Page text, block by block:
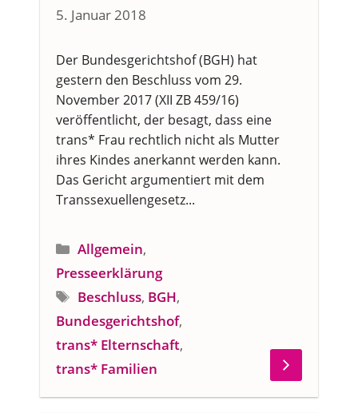
5. Januar 2018
Der Bundesgerichtshof (BGH) hat
gestern den Beschluss vom 29.
November 2017 (XII ZB 459/16)
veröffentlicht, der besagt, dass eine
trans* Frau rechtlich nicht als Mutter
ihres Kindes anerkannt werden kann.
Das Gericht argumentiert mit dem
Transsexuellengesetz...
Kategorien
Allgemein,
Presseerklärung
Schlagwörter
Beschluss, BGH,
Bundesgerichtshof,
trans* Elternschaft,
trans* Familien